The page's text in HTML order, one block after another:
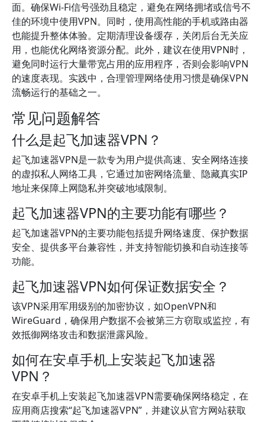
面。确保Wi-Fi信号强劲且稳定，避免在网络拥堵或信号不
佳的环境中使用VPN。同时，使用高性能的手机或路由器
也能提升整体体验。定期清理设备缓存，关闭后台无关应
用，也能优化网络资源分配。此外，建议在使用VPN时，
避免同时运行大量带宽占用的应用程序，否则会影响VPN
的速度表现。实践中，合理管理网络使用习惯是确保VPN
流畅运行的基础之一。
常见问题解答
什么是起飞加速器VPN？
起飞加速器VPN是一款专为用户提供高速、安全网络连接
的虚拟私人网络工具，它通过加密网络流量、隐藏真实IP
地址来保障上网隐私并突破地域限制。
起飞加速器VPN的主要功能有哪些？
起飞加速器VPN的主要功能包括提升网络速度、保护数据
安全、提供多平台兼容性，并支持智能切换和自动连接等
功能。
起飞加速器VPN如何保证数据安全？
该VPN采用军用级别的加密协议，如OpenVPN和
WireGuard，确保用户数据不会被第三方窃取或监控，有
效抵御网络攻击和数据泄露风险。
如何在安卓手机上安装起飞加速器
VPN？
在安卓手机上安装起飞加速器VPN需要确保网络稳定，在
应用商店搜索“起飞加速器VPN”，并建议从官方网站获取